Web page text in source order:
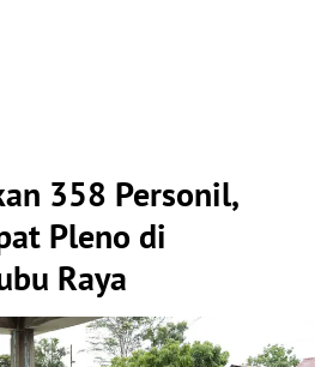
358 Personil,
Pleno di
Raya